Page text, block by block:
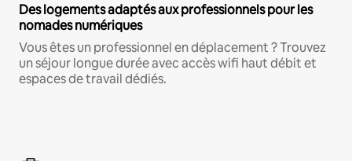
Des logements adaptés aux professionnels pour les
nomades numériques
Vous êtes un professionnel en déplacement ? Trouvez
un séjour longue durée avec accès wifi haut débit et
espaces de travail dédiés.